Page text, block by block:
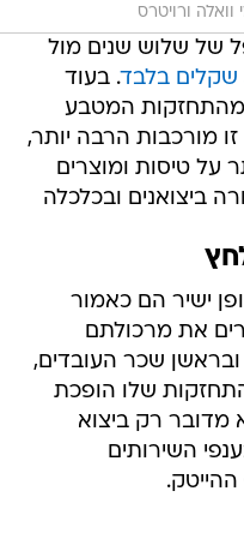
וואלה ורויטרס
של שלוש שנים מול
. בעוד
מהתחזקות המטבע
מורכבות הרבה יותר,
על טיסות ומוצרים
ביצואנים ובכלכלה
ישיר הם כאמור
את מרכולתם
שכר העובדים,
שלו הופכת
מדובר רק ביצוא
השירותים